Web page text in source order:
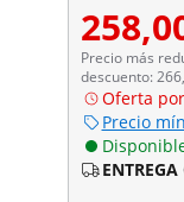
Precio más
descuento:
Oferta
Precio